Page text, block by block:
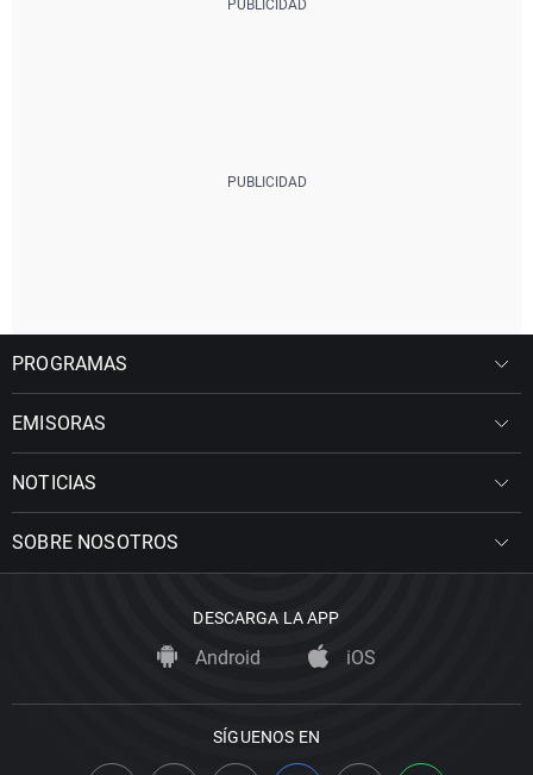
PROGRAMAS
EMISORAS
NOTICIAS
SOBRE NOSOTROS
DESCARGA LA APP
Android iOS
SÍGUENOS EN